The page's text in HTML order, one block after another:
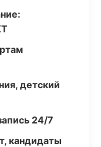
детский
24/7
кандидаты